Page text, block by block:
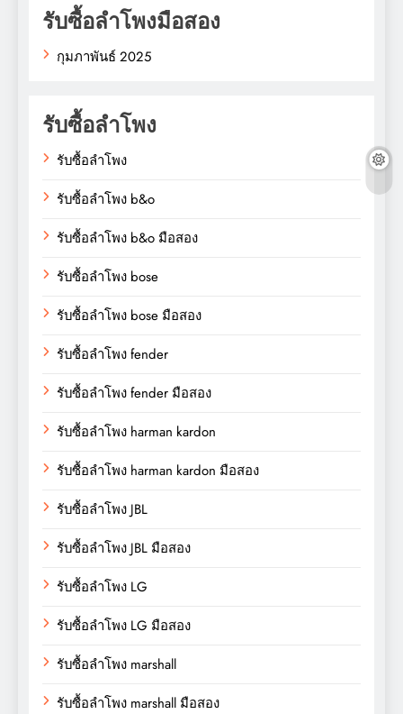
รับซื้อลำโพงมือสอง
กุมภาพันธ์ 2025
รับซื้อลำโพง
รับซื้อลำโพง
รับซื้อลำโพง b&o
รับซื้อลำโพง b&o มือสอง
รับซื้อลำโพง bose
รับซื้อลำโพง bose มือสอง
รับซื้อลำโพง fender
รับซื้อลำโพง fender มือสอง
รับซื้อลำโพง harman kardon
รับซื้อลำโพง harman kardon มือสอง
รับซื้อลำโพง JBL
รับซื้อลำโพง JBL มือสอง
รับซื้อลำโพง LG
รับซื้อลำโพง LG มือสอง
รับซื้อลำโพง marshall
รับซื้อลำโพง marshall มือสอง